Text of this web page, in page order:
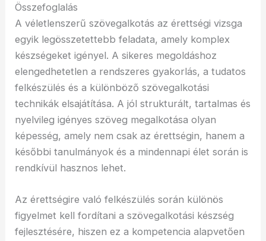
Összefoglalás
A véletlenszerű szövegalkotás az érettségi vizsga
egyik legösszetettebb feladata, amely komplex
készségeket igényel. A sikeres megoldáshoz
elengedhetetlen a rendszeres gyakorlás, a tudatos
felkészülés és a különböző szövegalkotási
technikák elsajátítása. A jól strukturált, tartalmas és
nyelvileg igényes szöveg megalkotása olyan
képesség, amely nem csak az érettségin, hanem a
későbbi tanulmányok és a mindennapi élet során is
rendkívül hasznos lehet.
Az érettségire való felkészülés során különös
figyelmet kell fordítani a szövegalkotási készség
fejlesztésére, hiszen ez a kompetencia alapvetően